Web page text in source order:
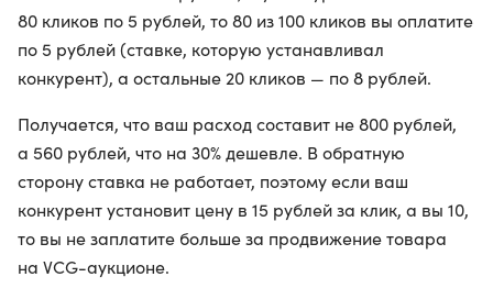
80 кликов по 5 рублей, то 80 из 100 кликов вы оплатите
по 5 рублей (ставке, которую устанавливал
конкурент), а остальные 20 кликов — по 8 рублей.
Получается, что ваш расход составит не 800 рублей,
а 560 рублей, что на 30% дешевле. В обратную
сторону ставка не работает, поэтому если ваш
конкурент установит цену в 15 рублей за клик, а вы 10,
то вы не заплатите больше за продвижение товара
на VCG-аукционе.